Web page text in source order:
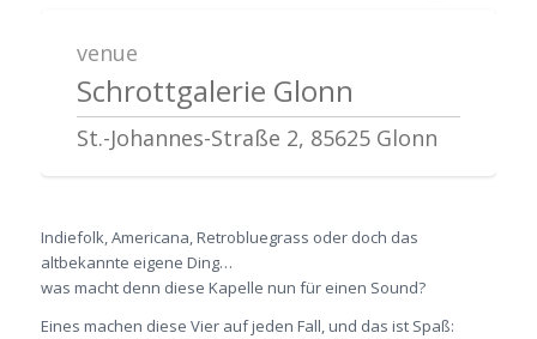
venue
Schrottgalerie Glonn
St.-Johannes-Straße 2, 85625 Glonn
Indiefolk, Americana, Retrobluegrass oder doch das
altbekannte eigene Ding…
was macht denn diese Kapelle nun für einen Sound?
Eines machen diese Vier auf jeden Fall, und das ist Spaß: